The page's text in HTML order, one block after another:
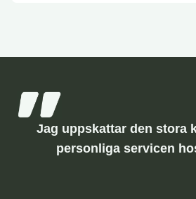
Jag uppskattar den stora
personliga servicen